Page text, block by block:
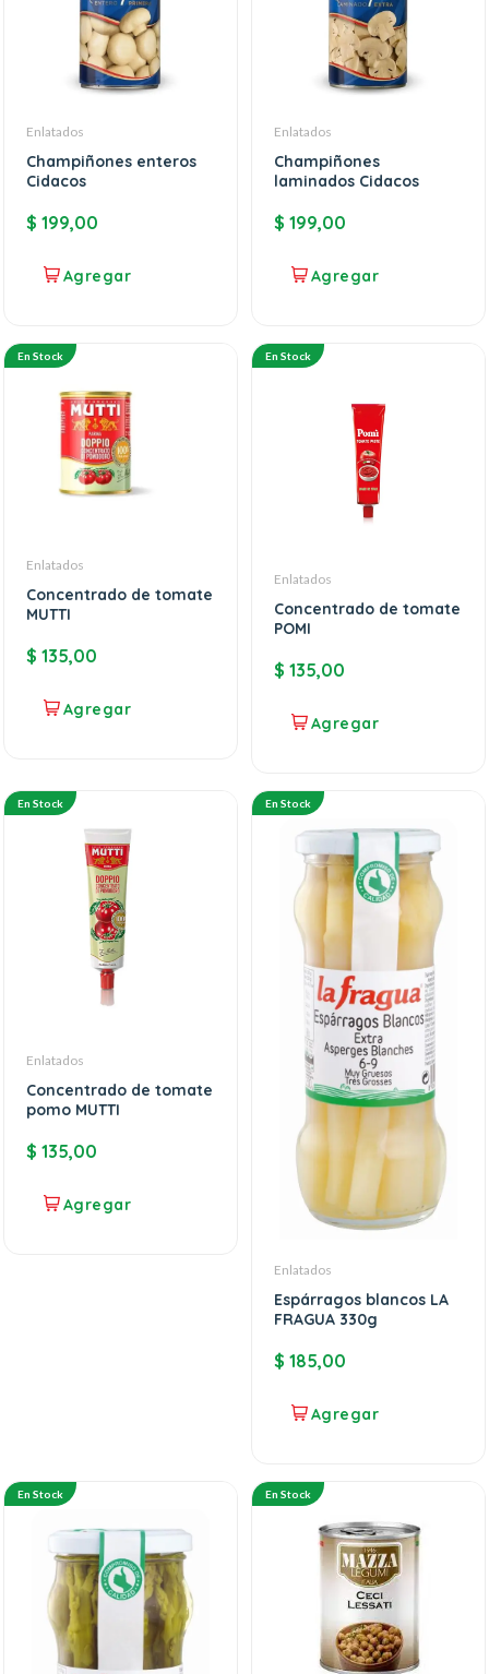
Enlatados
Champiñones enteros
Cidacos
$ 199,00
Enlatados
Champiñones
laminados Cidacos
$ 199,00
En Stock
Enlatados
Concentrado de tomate
MUTTI
$ 135,00
En Stock
Enlatados
Concentrado de tomate
POMI
$ 135,00
En Stock
Enlatados
Concentrado de tomate
pomo MUTTI
$ 135,00
En Stock
Enlatados
Espárragos blancos LA
FRAGUA 330g
$ 185,00
En Stock En Stock